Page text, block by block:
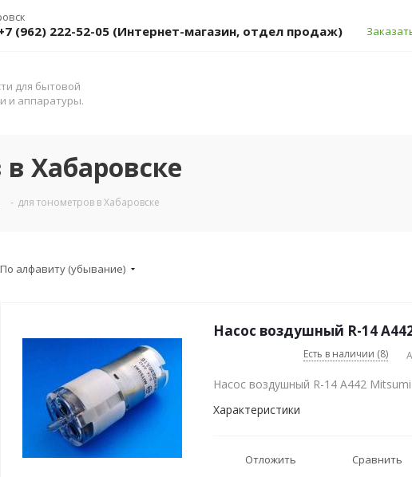
(962) 222-52-05 (Интернет-магазин, отдел продаж)
для бытовой
и аппаратуры.
Хабаровске
- для тонометров в Хабаровске
По алфавиту (убывание)
Насос воздушный R-14
Есть в наличии (8)
Насос воздушный R-14 A442 Mitsumi
Характеристики
Отложить Сравнить